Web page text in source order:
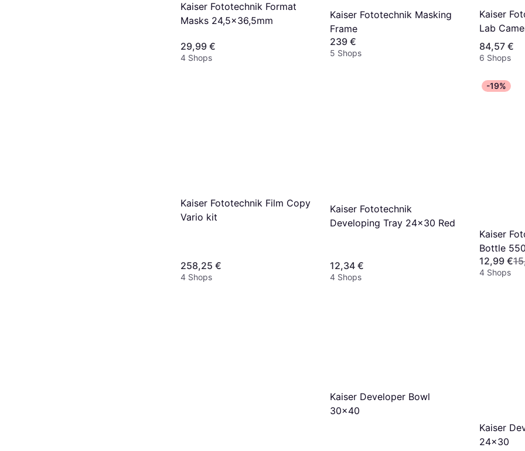
Kaiser Fototechnik Format
Masks 24,5x36,5mm
29,99 €
4 Shops
Kaiser Fototechnik Masking
Frame
239 €
5 Shops
Kaiser
Lab
84,57 €
6 Shops
Kaiser Fototechnik Film Copy
Vario kit
258,25 €
4 Shops
Kaiser Fototechnik
Developing Tray 24x30 Red
12,34 €
4 Shops
-19%
Kaiser
Bottle
12,99 €
4 Shops
Kaiser Developer Bowl
30x40
Kaiser
24x30